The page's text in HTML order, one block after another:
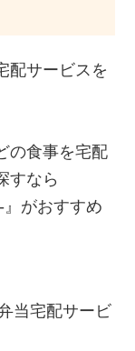
配サービスを
の食事を宅配
すなら
』がおすすめ
当宅配サービ